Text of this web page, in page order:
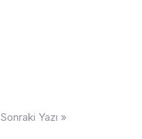
Sonraki Yazı »